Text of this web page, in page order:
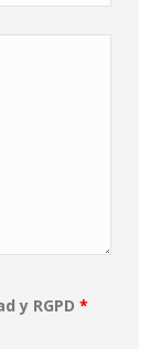
y RGPD *